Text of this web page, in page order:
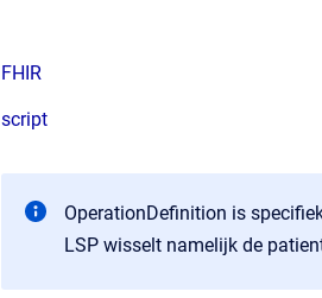
FHIR
script
OperationDefinition is
LSP wisselt namelijk de